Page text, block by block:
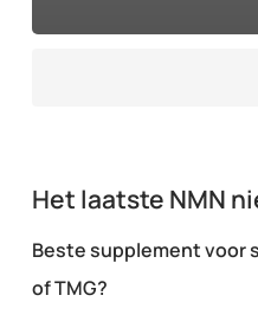
Het laatste NMN
Beste supplement voor
of TMG?